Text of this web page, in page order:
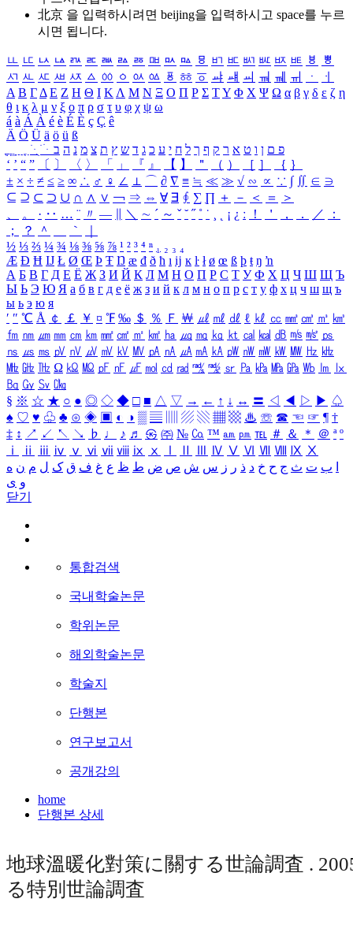
北京 을 입력하시려면 beijing을 입력하시고 space를 누르
시면 됩니다.
ㅥ ㅦ ㅧ ㅨ ㅩ ㅪ ㅫ ㅬ ㅭ ㅮ ㅯ ㅰ ㅱ ㅲ ㅳ ㅴ ㅵ ㅶ ㅷ ㅸ
ㅹ
ㅺ ㅻ ㅼ ㅽ ㅾ ㅿ ㆀ ㆁ ㆂ ㆃ ㆄ ㆅ ㆆ ㆇ ㆈ ㆉ ㆊ ㆋ ㆌ ㆍ
ㆎ
Α Β ΓΔ Ε Ζ Η Θ Ι ΚΛ Μ Ν Ξ Ο Π Ρ Σ ΤΥ Φ Χ Ψ Ω α β γ δ ε ζ η
θ ι κ λ μ ν ξ ο π ρ σ τ υ φ χ ψ ω
á à Á À é è É È ç Ç ê
Ä Ö Ü ä ö ü ß
ִֶֹ ֻּ ׁׂ פ ם ן ו ט א ר ק ף ך ל ח י ע כ ג ד ש ץ ת צ מ נ ה ב
‘ ’ “ ” 〔 〕 〈 〉 「 」 『 』 【 】 ＂ （ ） ［ ］ ｛ ｝
± × ÷ ≠ ≤ ≥ ∞ ∴ ♂ ♀ ∠ ⊥ ⌒ ∂ ∇ ≡ ≒ ≪ ≫ √ ∽ ∝ ∵ ∫ ∬ ∈ ∋
⊆ ⊇ ⊂ ⊃ ∪ ∩ ∧ ∨ ￢ ⇒ ⇔ ∀ ∃ ∮ ∑ ∏ ＋ － ＜ ＝
＞
、
。 · ‥ … ¨ 〃 ― ＼ ∼ ´ ～ ˇ ˘ ˝ ˚ ˙ ¸ ¡ ¿ ː ！ ＇ ， ． ／
：
；
？ ＾ ｀
½ ⅓ ⅔ ¼ ¾ ⅛ ⅜ ⅝ ⅞ ¹ ² ³ ⁴ ⁿ ₁ ₂ ₃ ₄
Æ Ð Ħ Ĳ Ł Ø Œ Þ Ŧ Ŋ æ đ ð ħ ı ĳ ĸ ŀ ł ø œ ß þ ŧ ŋ ŉ
А Б В Г Д Е Ё Ж З И Й К Л М Н О П Р С Т У Ф Х Ц Ч Ш Щ Ъ
Ы Ь Э Ю Я а б в г д е ё ж з и й к л м н о п р с т у ф х ц ч ш щ ъ
ы ь э ю я
′ ″ ℃ Å ￠ ￡ ￥ ¤ ℉ ‰ ＄ ％ Ｆ ￦ ㎕ ㎖ ㎗ ℓ ㎘ ㏄ ㎣ ㎤ ㎥ ㎦
㎙ ㎚ ㎛ ㎜ ㎝ ㎞ ㎟ ㎠ ㎡ ㎢ ㏊ ㎍ ㎎ ㎏ ㏏ ㎈ ㎉ ㏈ ㎧ ㎨ ㎰
㎱ ㎲ ㎳ ㎴ ㎵ ㎶ ㎷ ㎸ ㎹ ㎀ ㎁ ㎂ ㎃ ㎄ ㎺ ㎻ ㎽ ㎾ ㎿ ㎐ ㎑
㎒ ㎓ ㎔ Ω ㏀ ㏁ ㎊ ㎋ ㎌ ㏖ ㏅ ㎭ ㎮ ㎯ ㏛ ㎩ ㎪ ㎫ ㎬ ㏝ ㏐
㏓
㏃ ㏉ ㏜ ㏆
§ ※ ☆ ★ ○ ● ◎ ◇ ◆ □ ■ △ ▽ → ← ↑ ↓ ↔ 〓 ◁ ◀ ▷ ▶ ♤
♠ ♡ ♥ ♧ ♣ ⊙ ◈ ▣ ◐ ◑ ▒ ▤ ▨ ▧ ▦ ▩ ♨ ☏ ☎ ☜ ☞ ¶ †
‡ ↕ ↗ ↙ ↖ ↘ ♭ ♩ ♪ ♬ ㉿ ㈜ № ㏇ ™ ㏂ ㏘ ℡ ＃ ＆ ＊ ＠ ª º
ⅰ
ⅱ ⅲ ⅳ ⅴ ⅵ ⅶ ⅷ ⅸ ⅹ Ⅳ Ⅴ Ⅵ Ⅶ Ⅷ Ⅸ Ⅹ
ب ت ث ج ح خ د ذ ر ز س ش ص ض ط ظ ع غ ف ق ک ل م ن ه
و ی
닫기
통합검색
국내학술논문
학위논문
해외학술논문
학술지
단행본
연구보고서
공개강의
home
단행본 상세
地球溫暖化對策に關する世論調査 .
る特別世論調査